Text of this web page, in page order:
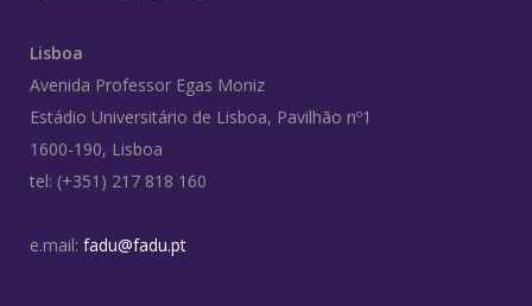
Lisboa
Avenida Professor Egas Moniz
Estádio Universitário de Lisboa, Pavilhão nº1
1600-190, Lisboa
tel: (+351) 217 818 160
e.mail: fadu@fadu.pt